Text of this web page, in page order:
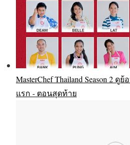
MasterChef Thailand Season 2
แรก - ตอนสุดท้าย